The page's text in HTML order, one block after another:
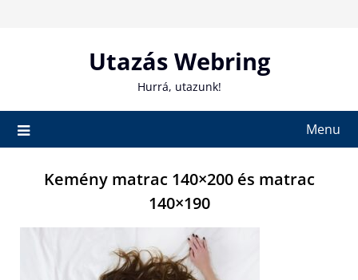
Utazás Webring
Hurrá, utazunk!
Menu
Kemény matrac 140×200 és matrac
140×190